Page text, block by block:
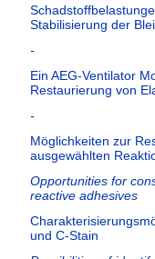
Stabilisierung der
-
Ein AEG-Ventilator
Restaurierung von
-
Möglichkeiten zur
ausgewählten
Opportunities for
reactive adhesives
und C-Stain